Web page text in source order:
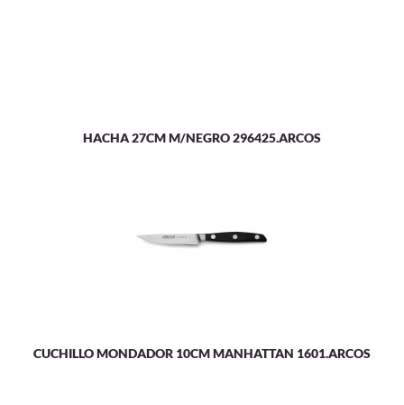
HACHA 27CM M/NEGRO 296425.ARCOS
CUCHILLO MONDADOR 10CM MANHATTAN 1601.ARCOS